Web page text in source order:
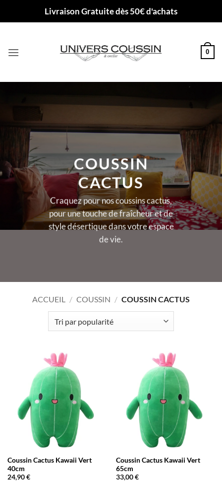
Livraison Gratuite dès 50€ d'achats
0
COUSSIN
CACTUS
Craquez pour nos coussins cactus,
pour une touche de fraîcheur et de
style désertique dans votre espace
de vie.
ACCUEIL / COUSSIN / COUSSIN CACTUS
Coussin Cactus Kawaii Vert
40cm
24,90€
Coussin Cactus Kawaii Vert
65cm
33,00€